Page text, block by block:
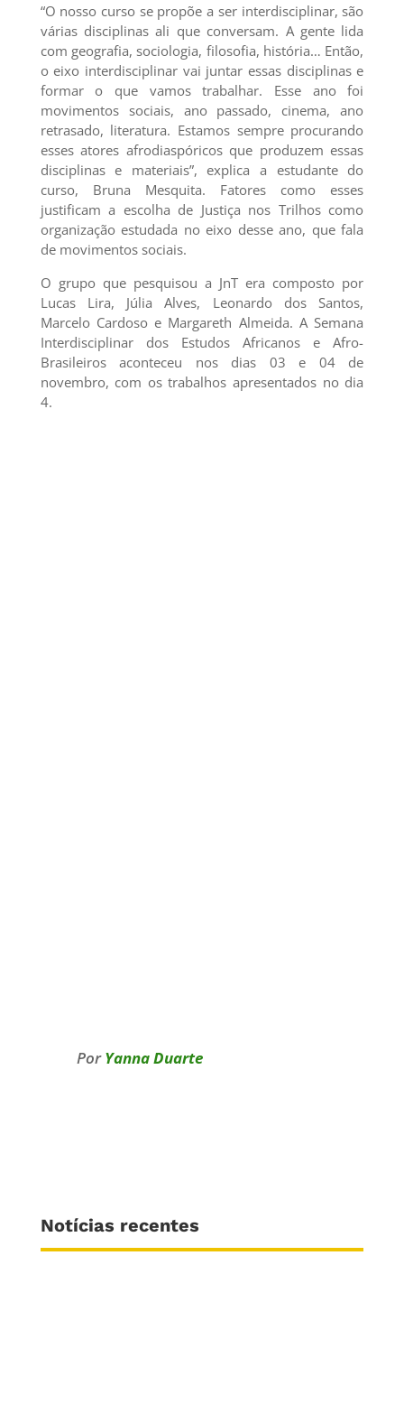
“O nosso curso se propõe a ser interdisciplinar, são
várias disciplinas ali que conversam. A gente lida
com geografia, sociologia, filosofia, história… Então,
o eixo interdisciplinar vai juntar essas disciplinas e
formar o que vamos trabalhar. Esse ano foi
movimentos sociais, ano passado, cinema, ano
retrasado, literatura. Estamos sempre procurando
esses atores afrodiaspóricos que produzem essas
disciplinas e materiais”, explica a estudante do
curso, Bruna Mesquita. Fatores como esses
justificam a escolha de Justiça nos Trilhos como
organização estudada no eixo desse ano, que fala
de movimentos sociais.
O grupo que pesquisou a JnT era composto por
Lucas Lira, Júlia Alves, Leonardo dos Santos,
Marcelo Cardoso e Margareth Almeida. A Semana
Interdisciplinar dos Estudos Africanos e Afro-
Brasileiros aconteceu nos dias 03 e 04 de
novembro, com os trabalhos apresentados no dia
4.
PorYanna Duarte
Notícias recentes